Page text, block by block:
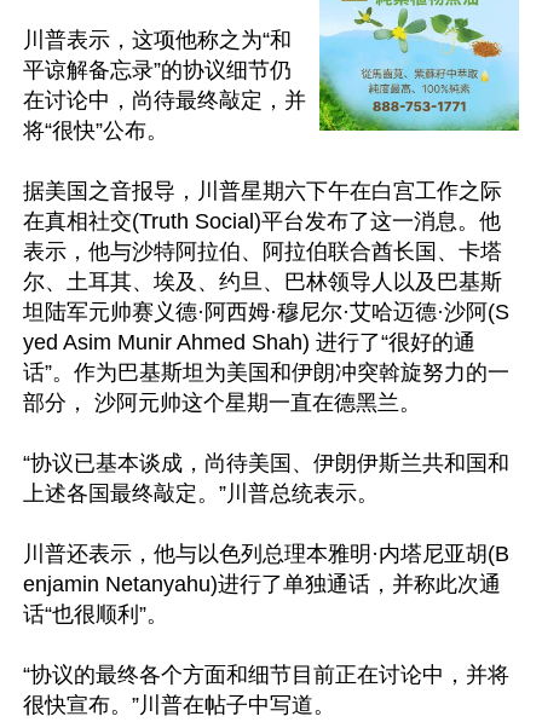
川普表示，这项他称之为“和
平谅解备忘录”的协议细节仍
在讨论中，尚待最终敲定，并
将“很快”公布。
据美国之音报导，川普星期六下午在白宫工作之际
在真相社交(Truth Social)平台发布了这一消息。他
表示，他与沙特阿拉伯、阿拉伯联合酋长国、卡塔
尔、土耳其、埃及、约旦、巴林领导人以及巴基斯
坦陆军元帅赛义德·阿西姆·穆尼尔·艾哈迈德·沙阿(S
yed Asim Munir Ahmed Shah) 进行了“很好的通
话”。作为巴基斯坦为美国和伊朗冲突斡旋努力的一
部分， 沙阿元帅这个星期一直在德黑兰。
“协议已基本谈成，尚待美国、伊朗伊斯兰共和国和
上述各国最终敲定。”川普总统表示。
川普还表示，他与以色列总理本雅明·内塔尼亚胡(B
enjamin Netanyahu)进行了单独通话，并称此次通
话“也很顺利”。
“协议的最终各个方面和细节目前正在讨论中，并将
很快宣布。”川普在帖子中写道。